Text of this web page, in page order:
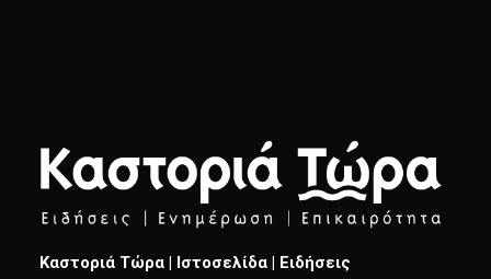
Καστοριά Τώρα | Ιστοσελίδα | Ειδήσεις